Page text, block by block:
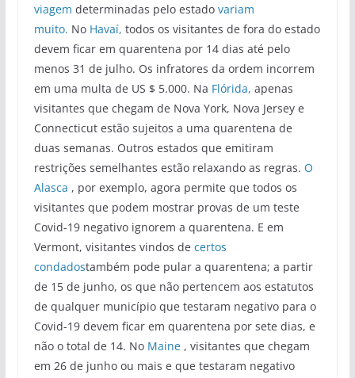
viagem determinadas pelo estado variam
muito. No Havaí, todos os visitantes de fora do estado
devem ficar em quarentena por 14 dias até pelo
menos 31 de julho. Os infratores da ordem incorrem
em uma multa de US $ 5.000. Na Flórida, apenas
visitantes que chegam de Nova York, Nova Jersey e
Connecticut estão sujeitos a uma quarentena de
duas semanas. Outros estados que emitiram
restrições semelhantes estão relaxando as regras. O
Alasca , por exemplo, agora permite que todos os
visitantes que podem mostrar provas de um teste
Covid-19 negativo ignorem a quarentena. E em
Vermont, visitantes vindos de certos
condadostambém pode pular a quarentena; a partir
de 15 de junho, os que não pertencem aos estatutos
de qualquer município que testaram negativo para o
Covid-19 devem ficar em quarentena por sete dias, e
não o total de 14. No Maine, visitantes que chegam
em 26 de junho ou mais e que testaram negativo